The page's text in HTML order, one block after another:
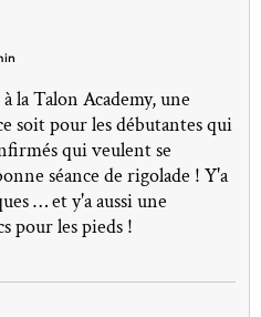
la Talon Academy, une
soit pour les débutantes qui
qui veulent se
séance de rigolade ! Y'a
… et y'a aussi une
pour les pieds !